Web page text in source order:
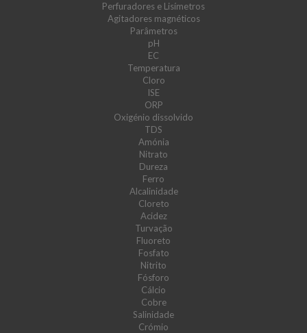
Perfuradores e Lisímetros
Agitadores magnéticos
Parâmetros
pH
EC
Temperatura
Cloro
ISE
ORP
Oxigénio dissolvido
TDS
Amónia
Nitrato
Dureza
Ferro
Alcalinidade
Cloreto
Acidez
Turvação
Fluoreto
Fosfato
Nitrito
Fósforo
Cálcio
Cobre
Salinidade
Crómio